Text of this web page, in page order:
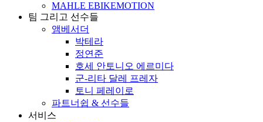
MAHLE EBIKEMOTION
팀 그리고 선수들
앰베서더
박테라
정연준
호세 안토니오 에르미다
군-리타 달레 프레자
토니 페레이로
파트너쉽 & 선수들
서비스